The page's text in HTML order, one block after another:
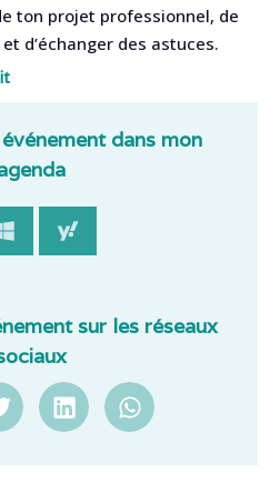
ton projet professionnel, de
d’échanger des astuces.
dans mon
sur les réseaux